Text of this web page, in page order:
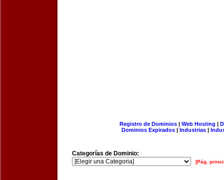
Registro de Dominios| Web Hosting |
Dominios Expirados | Industrias |
Categorías de Dominio:
[Pág.